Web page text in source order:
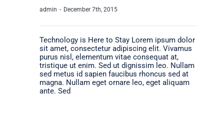
admin - December 7th, 2015
Technology is Here to Stay Lorem ipsum dolor
sit amet, consectetur adipiscing elit. Vivamus
purus nisl, elementum vitae consequat at,
tristique ut enim. Sed ut dignissim leo. Nullam
sed metus id sapien faucibus rhoncus sed at
magna. Nullam eget ornare leo, eget aliquam
ante. Sed